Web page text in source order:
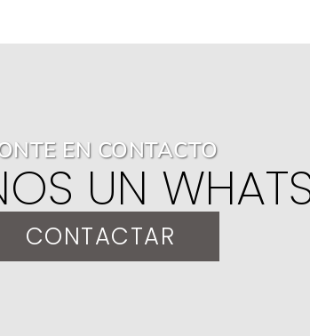
EN CONTACTO
UN
CONTACTAR